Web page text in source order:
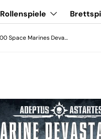
Rollenspiele
Warhammer 40.000 Space Marines Devastator Squad